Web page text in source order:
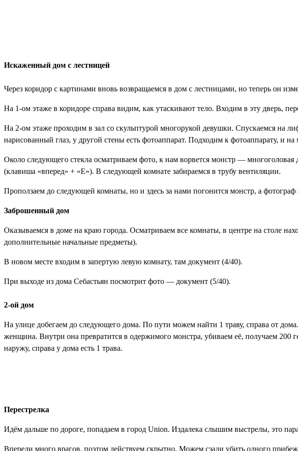
Искаженный дом с лестницей
Через коридор с картинами вновь возвращаемся в дом с лестницами, но теперь он
На 1-ом этаже в коридоре справа видим, как утаскивают тело. Входим в эту дверь,
На 2-ом этаже проходим в зал со скульптурой многорукой девушки. Спускаемся на
нарисованный глаз, у другой стены есть фотоаппарат. Подходим к фотоаппарату, и
Около следующего стекла осматриваем фото, к нам ворвется монстр —
(клавиша «вперед» + «E»). В следующей комнате забираемся в трубу вентиляции.
Проползаем до следующей комнаты, но и здесь за нами погонится монстр, а
Заброшенный дом
Оказываемся в доме на краю города. Осматриваем все комнаты, в центре на столе
дополнительные начальные предметы).
В новом месте входим в запертую левую комнату, там документ (4/40).
При выходе из дома Себастьян посмотрит фото — документ (5/40).
2-ой дом
На улице добегаем до следующего дома. По пути можем найти 1 траву, справа от
женщина. Внутри она превратится в одержимого монстра, убиваем её, получаем 200
наружу, справа у дома есть 1 трава.
Перестрелка
Идём дальше по дороге, попадаем в город Union. Издалека слышим выстрелы, это
Впереди много врагов, поэтом действуем скрытно. Можем сзади убить одного